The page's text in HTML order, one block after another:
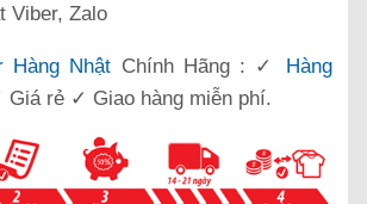
Viber, Zalo
Hàng Nhật Chính Hãng : ✓ Hàng
rẻ ✓ Giao hàng miễn phí.